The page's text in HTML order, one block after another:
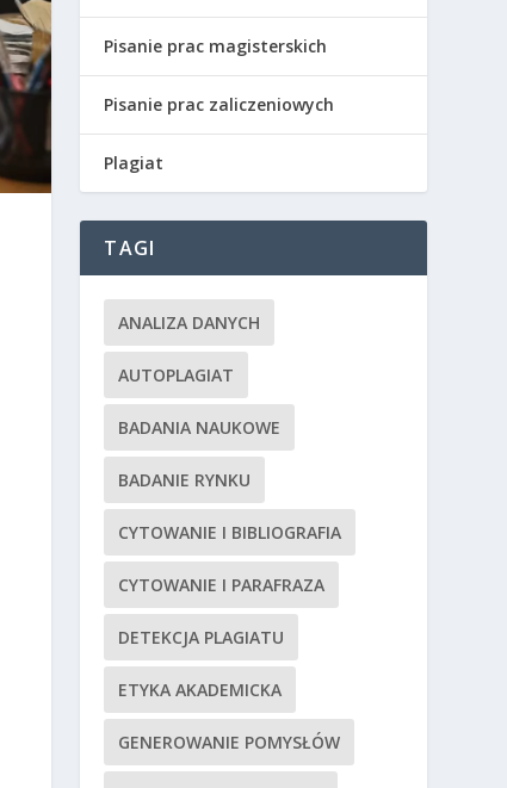
Pisanie prac magisterskich
Pisanie prac zaliczeniowych
Plagiat
TAGI
ANALIZA DANYCH
AUTOPLAGIAT
BADANIA NAUKOWE
BADANIE RYNKU
CYTOWANIE I BIBLIOGRAFIA
CYTOWANIE I PARAFRAZA
DETEKCJA PLAGIATU
ETYKA AKADEMICKA
GENEROWANIE POMYSŁÓW